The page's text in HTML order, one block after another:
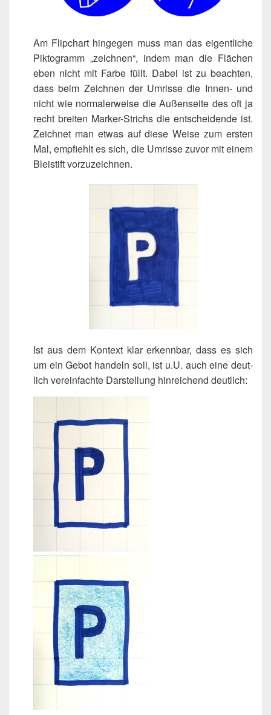
Am Flip­chart hin­ge­gen muss man das eigent­li­che
Pik­to­gramm „zeich­nen“, indem man die Flä­chen
eben nicht mit Far­be füllt. Dabei ist zu beach­ten,
dass beim Zeich­nen der Umris­se die Innen- und
nicht wie nor­ma­ler­wei­se die Außen­sei­te des oft ja
recht brei­ten Mar­ker-Strichs die ent­schei­den­de ist.
Zeich­net man etwas auf die­se Wei­se zum ers­ten
Mal, emp­fiehlt es sich, die Umris­se zuvor mit einem
Blei­stift vorzuzeichnen.
Ist aus dem Kon­text klar erkenn­bar, dass es sich
um ein Gebot han­deln soll, ist u.U. auch eine deut­
lich ver­ein­fach­te Dar­stel­lung hin­rei­chend deutlich: